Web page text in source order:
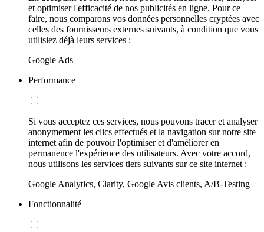
et optimiser l'efficacité de nos publicités en ligne. Pour ce
faire, nous comparons vos données personnelles cryptées avec
celles des fournisseurs externes suivants, à condition que vous
utilisiez déjà leurs services :
Google Ads
Performance
Si vous acceptez ces services, nous pouvons tracer et analyser
anonymement les clics effectués et la navigation sur notre site
internet afin de pouvoir l'optimiser et d'améliorer en
permanence l'expérience des utilisateurs. Avec votre accord,
nous utilisons les services tiers suivants sur ce site internet :
Google Analytics, Clarity, Google Avis clients, A/B-Testing
Fonctionnalité